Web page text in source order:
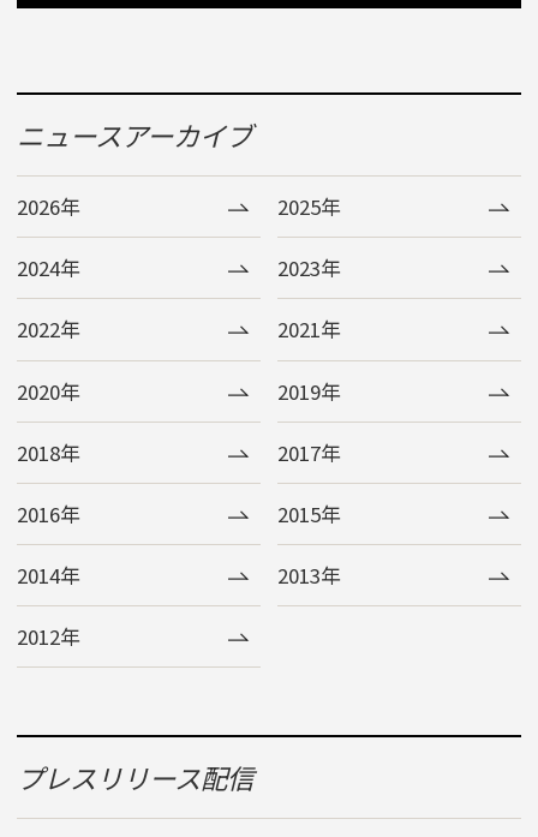
ニュースアーカイブ
2026年 2025年
2024年 2023年
2022年 2021年
2020年 2019年
2018年 2017年
2016年 2015年
2014年 2013年
2012年
プレスリリース配信